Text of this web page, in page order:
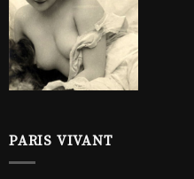
PARIS VIVANT